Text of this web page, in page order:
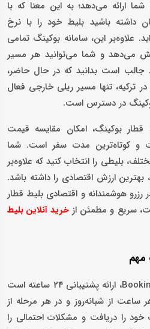
ارائه می‌دهد؛ به این معنا که با
داشته باشید بلیط خود را با نرخ
علاوه‌بر این، سامانه بوکینگ تمامی
می‌دهد و شما می‌توانید هر مسیر
جالب است بدانید که در حال حاضر،
ترکیه، تنها مسیر ریلی خارجی فعال
بوکینگ در دسترس است.
قطار بوکینگ، امکان مقایسه قیمت
و کوتاه‌ترین مدت سفر است. شما
بلیطی را انتخاب کنید که علاوه‌بر
بهترین ارزش اقتصادی را داشته باشد.
رزرو هوشمندانه و اقتصادی بلیط قطار
سریع و مطمئن ازخرید آنلاین بلیط
یکی از ویژگی‌های برجسته Booking.Ir، ارائه پشتیبانی ۲۴ ساعته است
از شبانه‌روز و در هر مرحله از
را دریافت و مشکلات احتمالی را